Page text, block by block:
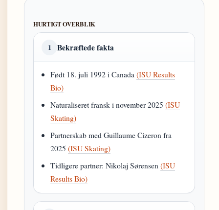
HURTIGT OVERBLIK
1 Bekræftede fakta
Født 18. juli 1992 i Canada(ISU Results
Bio)
Naturaliseret fransk i november 2025(ISU
Skating)
Partnerskab med Guillaume Cizeron fra
2025(ISU Skating)
Tidligere partner: Nikolaj Sørensen(ISU
Results Bio)